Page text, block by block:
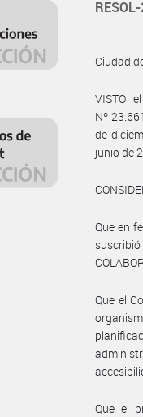
Ciudad
VISTO
Nº
de
junio de
Que en
Que el
Que el